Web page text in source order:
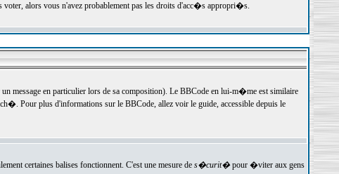
alors vous n'avez probablement pas les droits d'acc�s appropri�s.
en particulier lors de sa composition). Le BBCode en lui-m�me est similaire
Pour plus d'informations sur le BBCode, allez voir le guide, accessible depuis le
certaines balises fonctionnent. C'est une mesure de s�curit�pour �viter aux gens